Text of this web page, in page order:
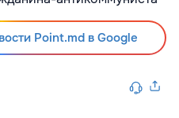
Point.md в Google